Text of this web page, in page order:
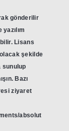
gönderilir
Lisans
şekilde
sunulup
Bazı
ziyaret
absolut